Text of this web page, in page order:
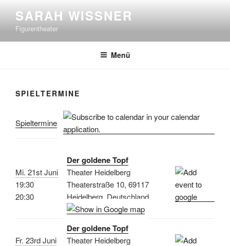
Inhalt
springen
SARAH WISSNER
Figurentheater
Menü
SPIELTERMINE
Spieltermine
Mi. 21st Juni
19:30
20:30
Der goldene Topf
Theater Heidelberg
Theaterstraße 10, 69117
Heidelberg, Deutschland
Fr. 23rd Juni
Der goldene Topf
Theater Heidelberg